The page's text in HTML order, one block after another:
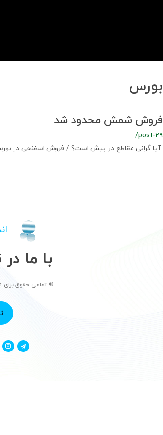
بورس
فروش شمش محدود شد
/post-29
آیا گرانی مقاطع در پیش است؟ / فروش اسفنجی در
با ما
© تمامی حقوق برای ferroalloyasn.com محفوظ است.